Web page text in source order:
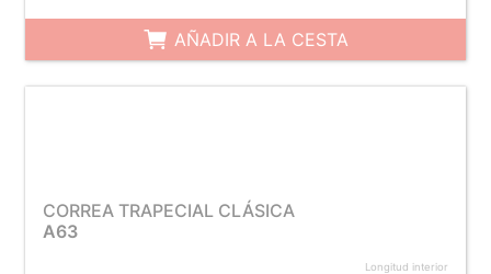
AÑADIR A LA CESTA
CORREA TRAPECIAL CLÁSICA
A63
Longitud interior